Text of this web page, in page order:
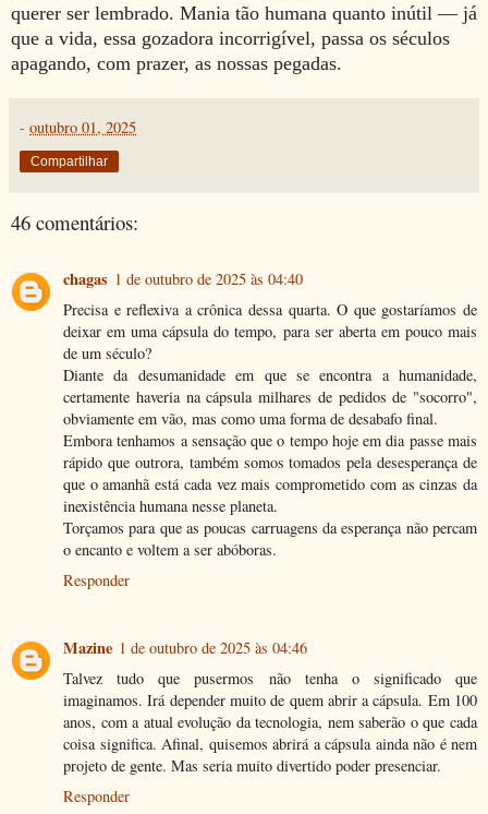
querer ser lembrado. Mania tão humana quanto inútil — já
que a vida, essa gozadora incorrigível, passa os séculos
apagando, com prazer, as nossas pegadas.
- outubro 01, 2025
Compartilhar
46 comentários:
chagas 1 de outubro de 2025 às 04:40
Precisa e reflexiva a crônica dessa quarta. O que gostaríamos de
deixar em uma cápsula do tempo, para ser aberta em pouco mais
de um século?
Diante da desumanidade em que se encontra a humanidade,
certamente haveria na cápsula milhares de pedidos de "socorro",
obviamente em vão, mas como uma forma de desabafo final.
Embora tenhamos a sensação que o tempo hoje em dia passe mais
rápido que outrora, também somos tomados pela desesperança de
que o amanhã está cada vez mais comprometido com as cinzas da
inexistência humana nesse planeta.
Torçamos para que as poucas carruagens da esperança não percam
o encanto e voltem a ser abóboras.
Responder
Mazine 1 de outubro de 2025 às 04:46
Talvez tudo que pusermos não tenha o significado que
imaginamos. Irá depender muito de quem abrir a cápsula. Em 100
anos, com a atual evolução da tecnologia, nem saberão o que cada
coisa significa. Afinal, quisemos abrirá a cápsula ainda não é nem
projeto de gente. Mas seria muito divertido poder presenciar.
Responder